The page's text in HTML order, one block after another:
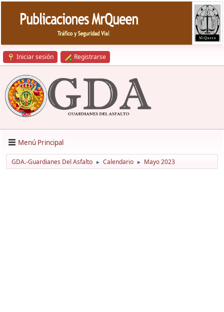
Iniciar sesión Registrarse
Menú Principal
GDA.-Guardianes Del Asfalto ► Calendario ► Mayo 2023